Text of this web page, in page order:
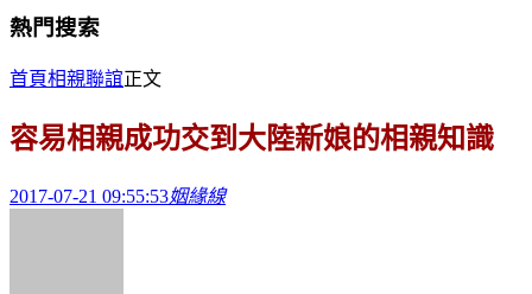
熱門搜索
首頁相親聯誼正文
容易相親成功交到大陸新娘的相親知識
2017-07-21 09:55:53姻緣線